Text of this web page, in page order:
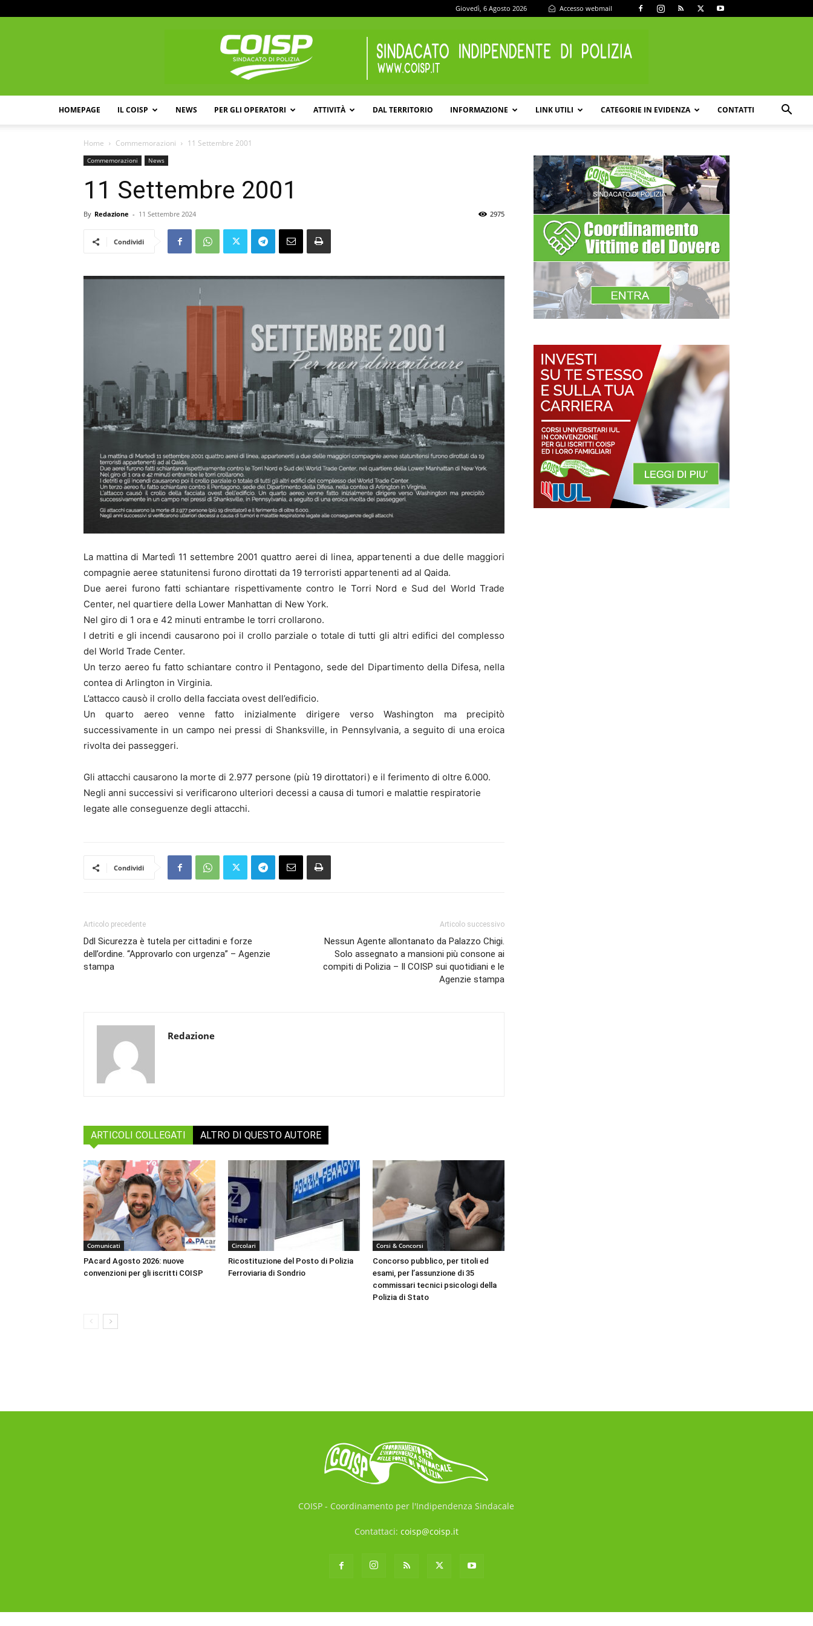
Giovedì, 6 Agosto 2026 Accesso webmail
HOMEPAGE IL COISP NEWS PER GLI OPERATORI ATTIVITÀ DAL TERRITORIO INFORMAZIONE LINK UTILI CATEGORIE IN EVIDENZA CONTATTI
Home Commemorazioni 11 Settembre 2001
Commemorazioni News
11 Settembre 2001
By Redazione - 11 Settembre 2024 2975
Condividi
La mattina di Martedì 11 settembre 2001 quattro aerei di linea, appartenenti a due delle maggiori
compagnie aeree statunitensi furono dirottati da 19 terroristi appartenenti ad al Qaida.
Due aerei furono fatti schiantare rispettivamente contro le Torri Nord e Sud del World Trade
Center, nel quartiere della Lower Manhattan di New York.
Nel giro di 1 ora e 42 minuti entrambe le torri crollarono.
I detriti e gli incendi causarono poi il crollo parziale o totale di tutti gli altri edifici del complesso
del World Trade Center.
Un terzo aereo fu fatto schiantare contro il Pentagono, sede del Dipartimento della Difesa, nella
contea di Arlington in Virginia.
L’attacco causò il crollo della facciata ovest dell’edificio.
Un quarto aereo venne fatto inizialmente dirigere verso Washington ma precipitò
successivamente in un campo nei pressi di Shanksville, in Pennsylvania, a seguito di una eroica
rivolta dei passeggeri.
Gli attacchi causarono la morte di 2.977 persone (più 19 dirottatori) e il ferimento di oltre 6.000.
Negli anni successivi si verificarono ulteriori decessi a causa di tumori e malattie respiratorie
legate alle conseguenze degli attacchi.
Condividi
Articolo precedente
Ddl Sicurezza è tutela per cittadini e forze
dell’ordine. “Approvarlo con urgenza” – Agenzie
stampa
Articolo successivo
Nessun Agente allontanato da Palazzo Chigi.
Solo assegnato a mansioni più consone ai
compiti di Polizia – Il COISP sui quotidiani e le
Agenzie stampa
Redazione
ARTICOLI COLLEGATI ALTRO DI QUESTO AUTORE
Comunicati
PAcard Agosto 2026: nuove
convenzioni per gli iscritti COISP
Circolari
Ricostituzione del Posto di Polizia
Ferroviaria di Sondrio
Corsi & Concorsi
Concorso pubblico, per titoli ed
esami, per l’assunzione di 35
commissari tecnici psicologi della
Polizia di Stato
COISP - Coordinamento per l'Indipendenza Sindacale
Contattaci: coisp@coisp.it